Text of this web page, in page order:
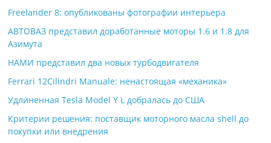
Freelander 8: опубликованы фотографии интерьера
АВТОВАЗ представил доработанные моторы 1.6 и 1.8 для
Азимута
НАМИ представил два новых турбодвигателя
Ferrari 12Cilindri Manuale: ненастоящая «механика»
Удлиненная Tesla Model Y L добралась до США
Критерии решения: поставщик моторного масла shell до
покупки или внедрения